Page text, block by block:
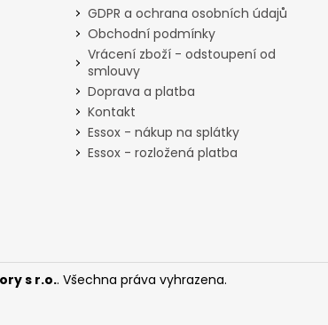
GDPR a ochrana osobních údajů
Obchodní podmínky
Vrácení zboží - odstoupení od
smlouvy
Doprava a platba
Kontakt
Essox - nákup na splátky
Essox - rozložená platba
s r.o.. Všechna práva vyhrazena.